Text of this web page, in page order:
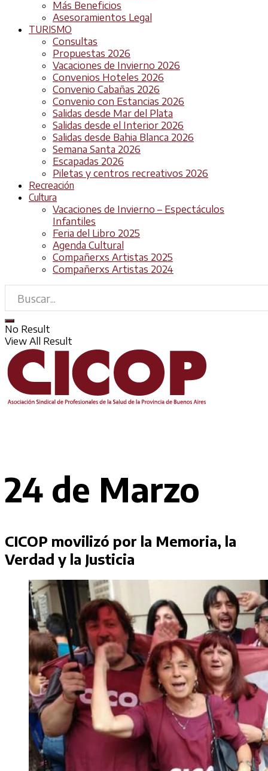
Más Beneficios
Asesoramientos Legal
TURISMO
Consultas
Propuestas 2026
Vacaciones de Invierno 2026
Convenios Hoteles 2026
Convenio Cabañas 2026
Convenio con Estancias 2026
Salidas desde Mar del Plata
Salidas desde el Interior 2026
Salidas desde Bahia Blanca 2026
Semana Santa 2026
Escapadas 2026
Piletas y centros recreativos 2026
Recreación
Cultura
Vacaciones de Invierno – Espectáculos
Infantiles
Feria del Libro 2025
Agenda Cultural
Compañerxs Artistas 2025
Compañerxs Artistas 2024
No Result
View All Result
24 de Marzo
CICOP movilizó por la Memoria, la
Verdad y la Justicia